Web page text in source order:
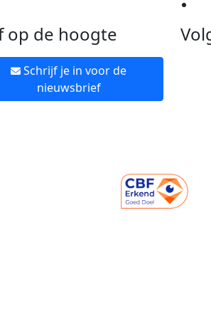
op de hoogte
Schrijf je in voor de
nieuwsbrief